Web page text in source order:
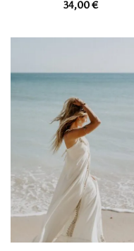
34,00€